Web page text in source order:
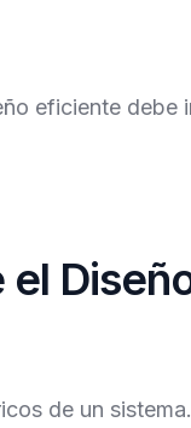
eficiente
de un sistema.